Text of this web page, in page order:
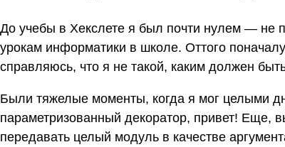
До учебы в Хекслете я был почти нулем — не
урокам информатики в школе. Оттого
справляюсь, что я не такой, каким должен
Были тяжелые моменты, когда я мог целыми
параметризованный декоратор, привет! Еще,
передавать целый модуль в качестве